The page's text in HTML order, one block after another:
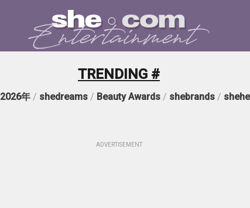
TRENDING #
2026年/ shedreams/ Beauty Awards/ shebrands/
ADVERTISEMENT